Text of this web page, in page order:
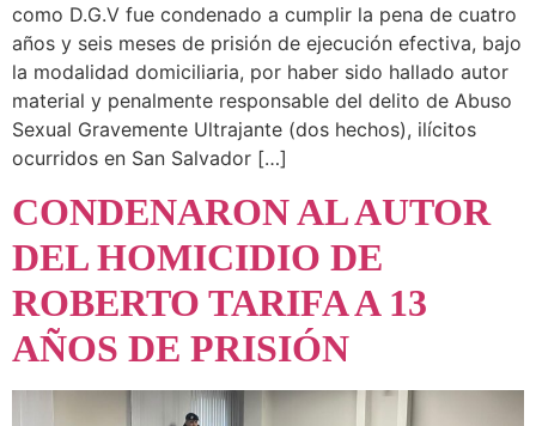
como D.G.V fue condenado a cumplir la pena de cuatro
años y seis meses de prisión de ejecución efectiva, bajo
la modalidad domiciliaria, por haber sido hallado autor
material y penalmente responsable del delito de Abuso
Sexual Gravemente Ultrajante (dos hechos), ilícitos
ocurridos en San Salvador […]
CONDENARON AL AUTOR
DEL HOMICIDIO DE
ROBERTO TARIFA A 13
AÑOS DE PRISIÓN